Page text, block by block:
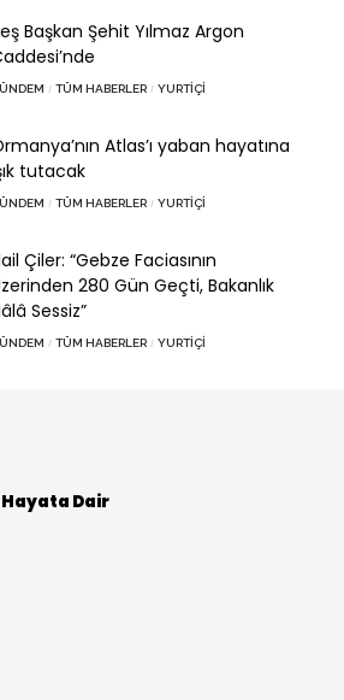
Başkan Şehit Yılmaz Argon
TÜM HABERLER YURTIÇI
Atlas’ı yaban hayatına
tutacak
TÜM HABERLER YURTIÇI
Çiler: “Gebze Faciasının
280 Gün Geçti, Bakanlık
Sessiz”
TÜM HABERLER YURTIÇI
Hayata Dair